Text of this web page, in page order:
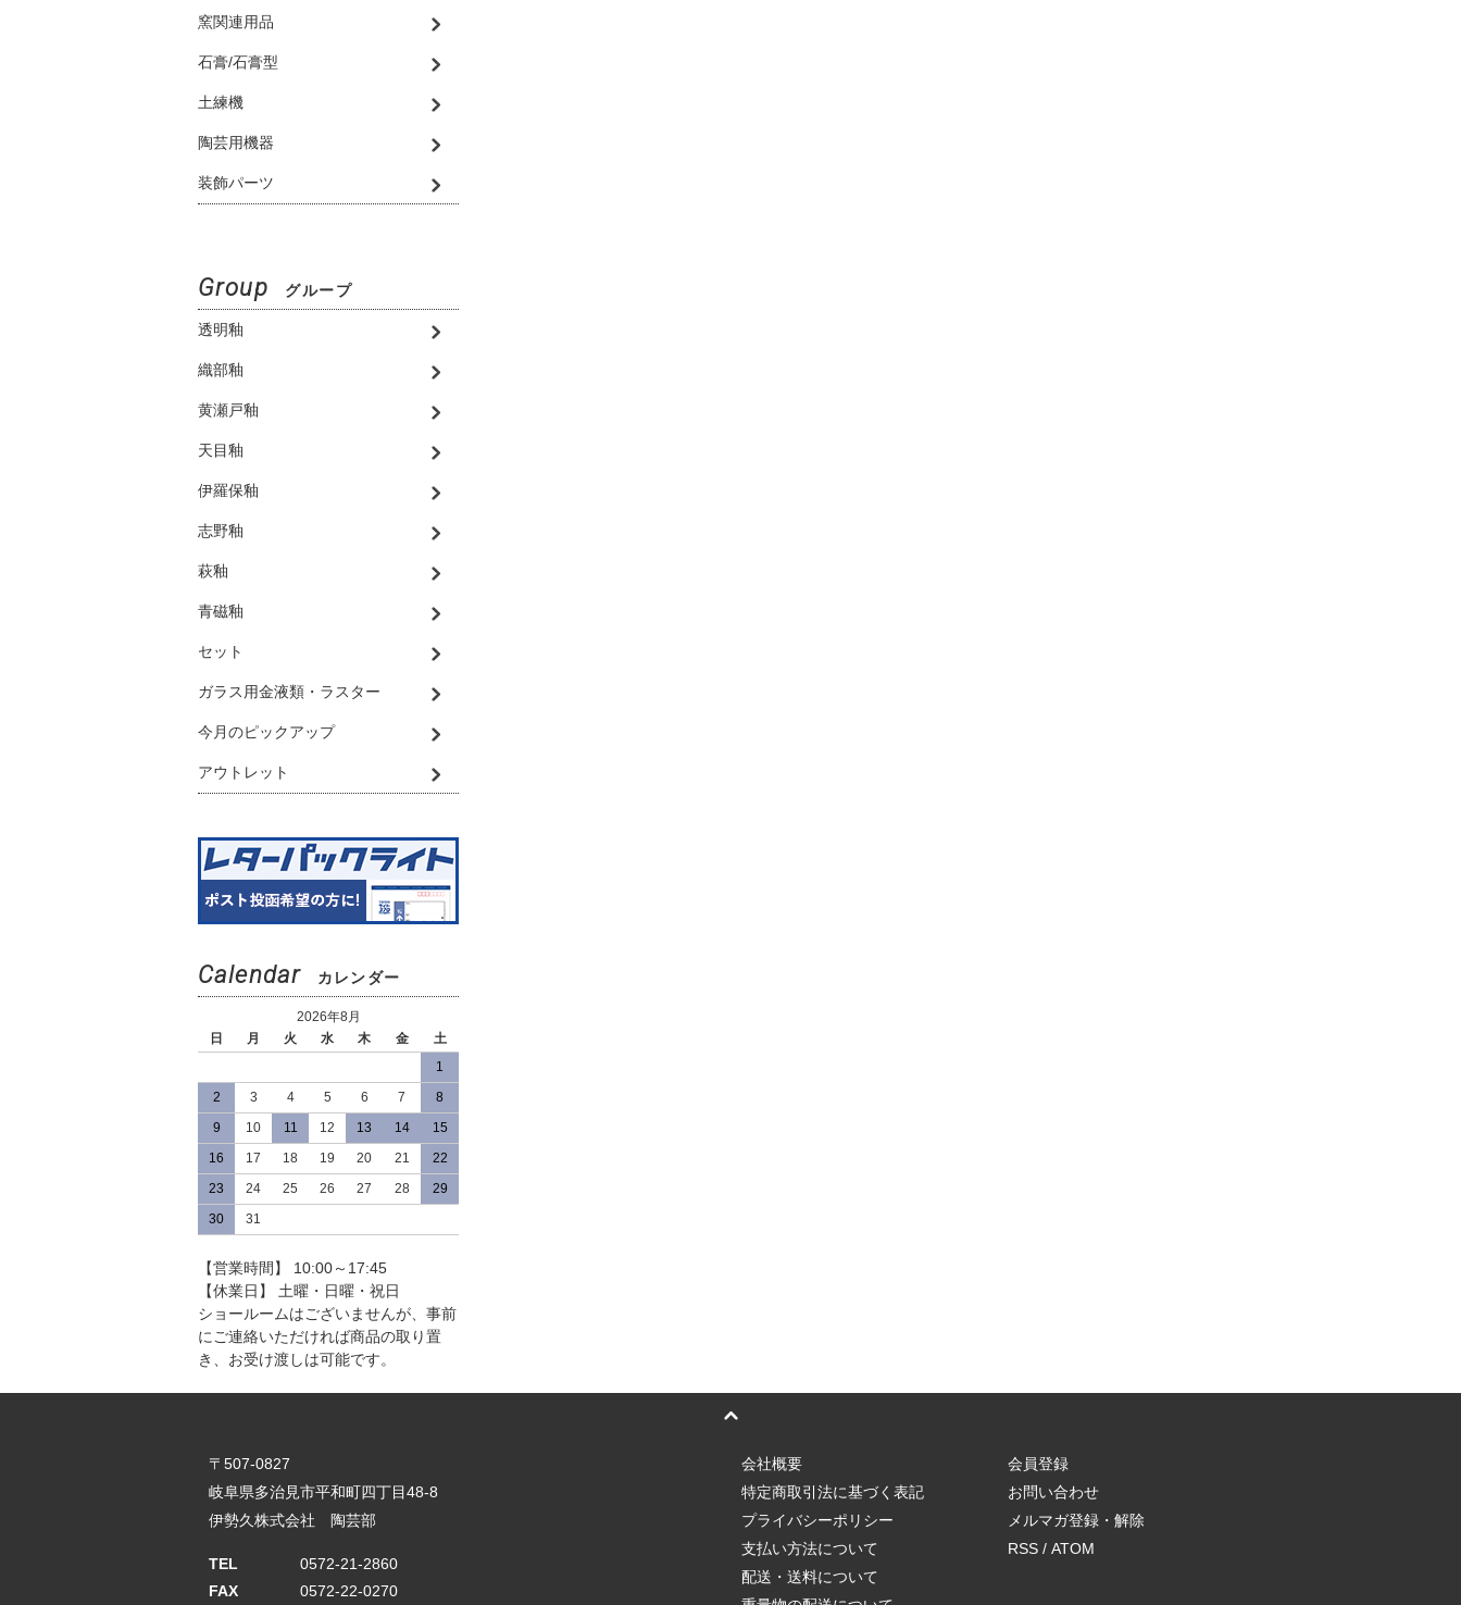
窯関連用品
石膏/石膏型
土練機
陶芸用機器
装飾パーツ
Group グループ
透明釉
織部釉
黄瀬戸釉
天目釉
伊羅保釉
志野釉
萩釉
青磁釉
セット
ガラス用金液類・ラスター
今月のピックアップ
アウトレット
Calendarカレンダー
2026年8月
日
月 火 水 木 金
土
1
2
3 4 5 6 7
8
9
10 11 12 13 14
15
16
17 18 19 20 21
22
23
24 25 26 27 28
29
30
31
【営業時間】 10:00～17:45
【休業日】 土曜・日曜・祝日
ショールームはございませんが、事前
にご連絡いただければ商品の取り置
き、お受け渡しは可能です。
〒507-0827
岐阜県多治見市平和町四丁目48-8
伊勢久株式会社 陶芸部
TEL
0572-21-2860
FAX
0572-22-0270
会社概要
特定商取引法に基づく表記
プライバシーポリシー
支払い方法について
配送・送料について
会員登録
お問い合わせ
メルマガ登録・解除
RSS/ ATOM